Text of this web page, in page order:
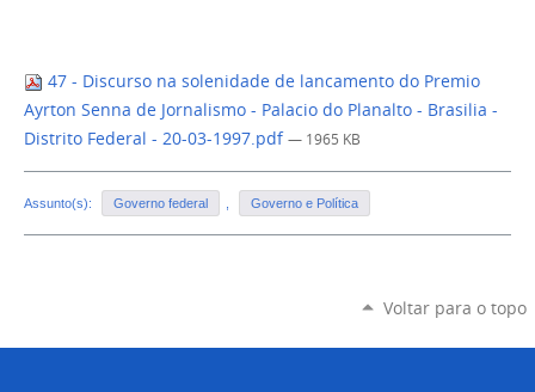
47 - Discurso na solenidade de lancamento do Premio
Ayrton Senna de Jornalismo - Palacio do Planalto - Brasilia -
Distrito Federal - 20-03-1997.pdf — 1965 KB
Assunto(s): Governo federal Governo e Política
Voltar para o topo